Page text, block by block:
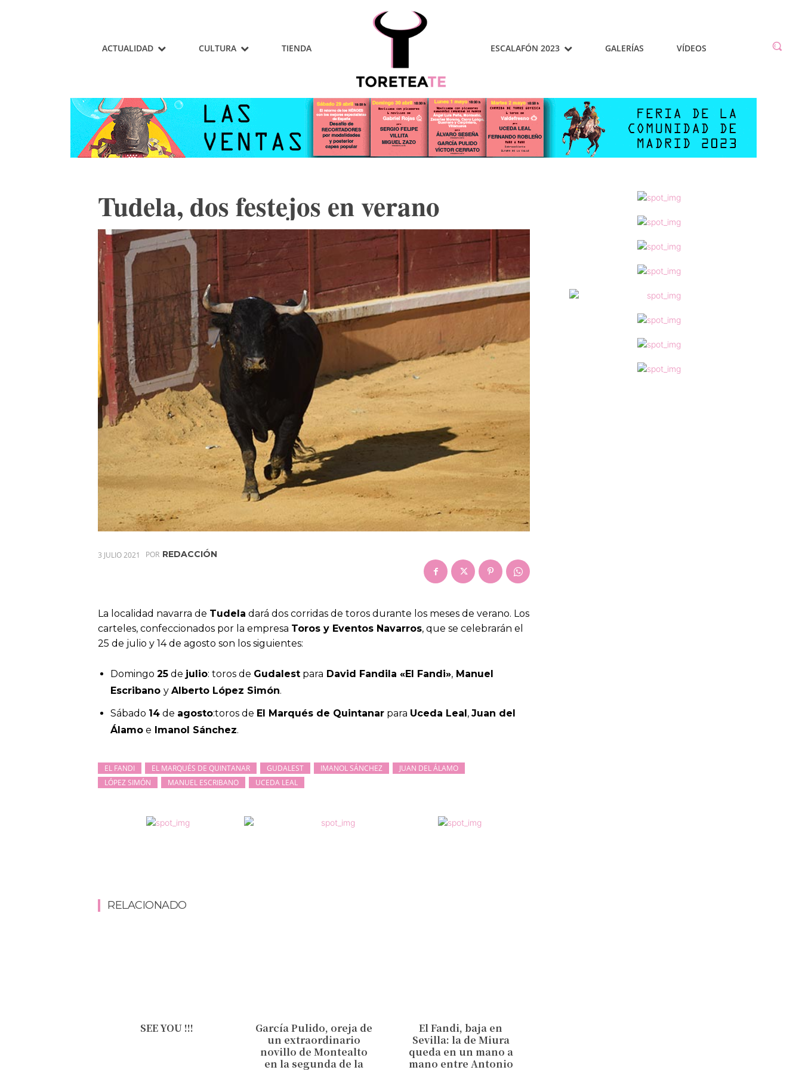
ACTUALIDAD CULTURA TIENDA ESCALAFÓN 2023 GALERÍAS VÍDEOS
Tudela, dos festejos en verano
3 JULIO 2021 POR REDACCIÓN
La localidad navarra de Tudela dará dos corridas de toros durante los meses de verano. Los
carteles, confeccionados por la empresa Toros y Eventos Navarros, que se celebrarán el
25 de julio y 14 de agosto son los siguientes:
Domingo 25 de julio: toros de Gudalest para David Fandila «El Fandi», Manuel
Escribano y Alberto López Simón.
Sábado 14 de agosto:toros de El Marqués de Quintanar para Uceda Leal , Juan del
Álamo e Imanol Sánchez.
EL FANDI EL MARQUÉS DE QUINTANAR GUDALEST IMANOL SÁNCHEZ
JUAN DEL ÁLAMO
LÓPEZ SIMÓN
MANUEL ESCRIBANO UCEDA LEAL
RELACIONADO
SEE YOU !!!
García Pulido, oreja de
un extraordinario
novillo de Montealto
en la segunda de la
El Fandi, baja en
Sevilla: la de Miura
queda en un mano a
mano entre Antonio